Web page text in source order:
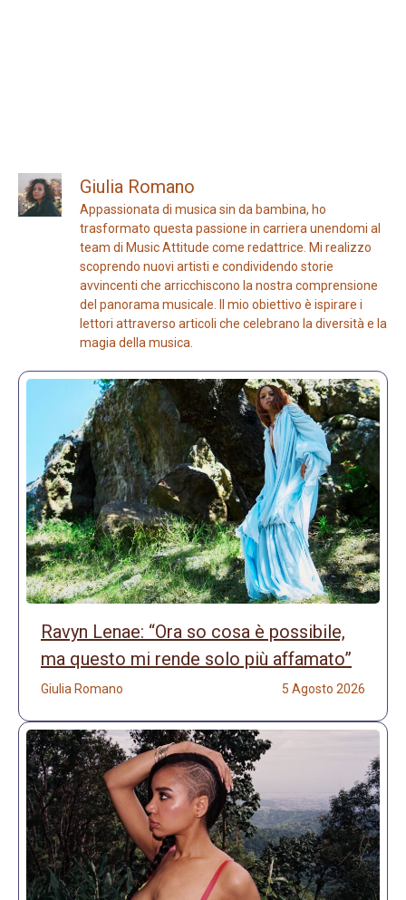
Giulia Romano
Appassionata di musica sin da bambina, ho
trasformato questa passione in carriera unendomi al
team di Music Attitude come redattrice. Mi realizzo
scoprendo nuovi artisti e condividendo storie
avvincenti che arricchiscono la nostra comprensione
del panorama musicale. Il mio obiettivo è ispirare i
lettori attraverso articoli che celebrano la diversità e la
magia della musica.
Ravyn Lenae: “Ora so cosa è possibile,
ma questo mi rende solo più affamato”
Giulia Romano 5 Agosto 2026